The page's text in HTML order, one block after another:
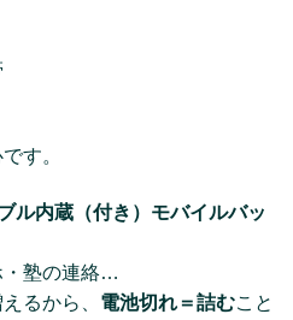
す。
ル内蔵（付き） モバイルバッ
・塾の連絡…
るから、 電池切れ＝詰むこと